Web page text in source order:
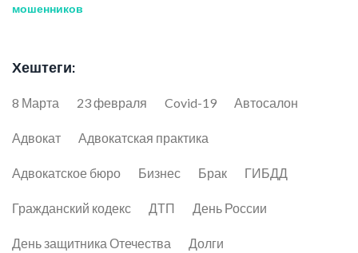
мошенников
Хештеги:
8 Марта 23 февраля Covid-19 Автосалон
Адвокат Адвокатская практика
Адвокатское бюро Бизнес Брак ГИБДД
Гражданский кодекс ДТП День России
День защитника Отечества Долги